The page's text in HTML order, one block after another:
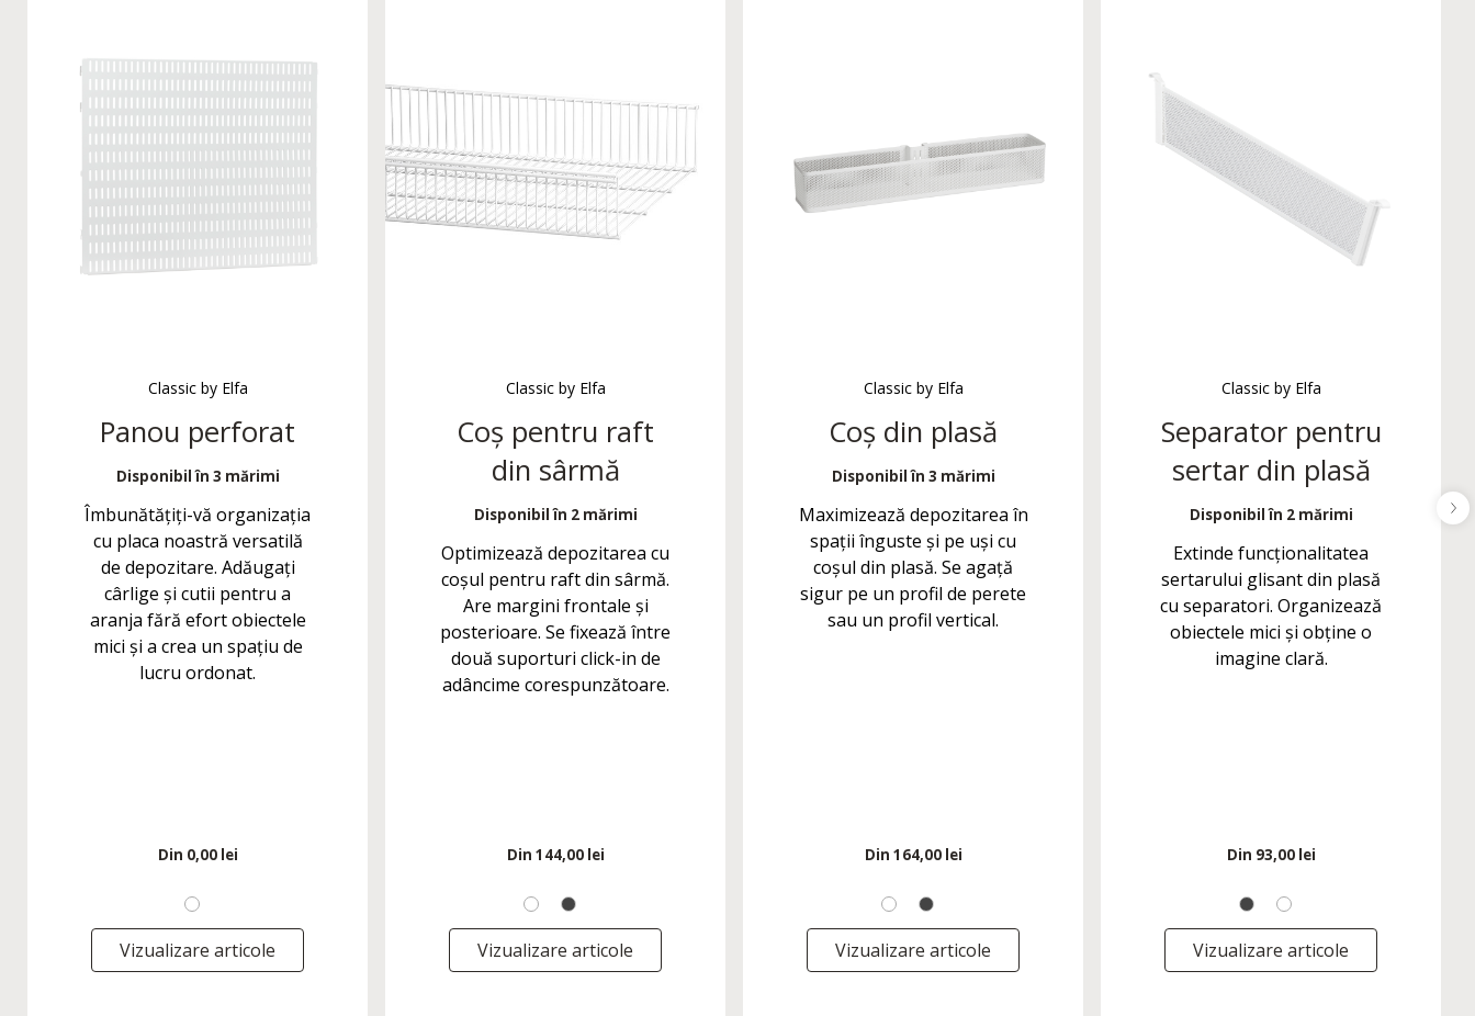
Classic by Elfa
Panou perforat
Disponibil în 3 mărimi
Îmbunătățiți-vă organizația
cu placa noastră versatilă
de depozitare. Adăugați
cârlige și cutii pentru a
aranja fără efort obiectele
mici și a crea un spațiu de
lucru ordonat.
Din 0,00 lei
Vizualizare articole
Classic by Elfa
Coș pentru raft
din sârmă
Disponibil în 2 mărimi
Optimizează depozitarea cu
coșul pentru raft din sârmă.
Are margini frontale și
posterioare. Se fixează între
două suporturi click-in de
adâncime corespunzătoare.
Din 144,00 lei
Vizualizare articole
Classic by Elfa
Coș din plasă
Disponibil în 3 mărimi
Maximizează depozitarea în
spații înguste și pe uși cu
coșul din plasă. Se agață
sigur pe un profil de perete
sau un profil vertical.
Din 164,00 lei
Vizualizare articole
Classic by Elfa
Separator pentru
sertar din plasă
Disponibil în 2 mărimi
Extinde funcționalitatea
sertarului glisant din plasă
cu separatori. Organizează
obiectele mici și obține o
imagine clară.
Din 93,00 lei
Vizualizare articole